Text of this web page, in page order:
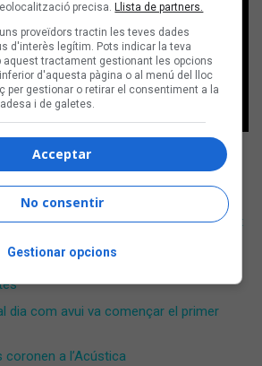
Maria Jaume i Ginestà
que tinc amb els Països Catalans és molt
intenció creativa»
dia com avui va començar el primer
coronen a l’Acústica
precisa. Llista de partners.
proveïdors tractin les teves dades
d'interès legítim. Pots indicar la teva
tractament gestionant les opcions
d'aquesta pàgina o al menú del lloc
per gestionar o retirar el consentiment a la
i de galetes.
Acceptar
No consentir
Gestionar opcions